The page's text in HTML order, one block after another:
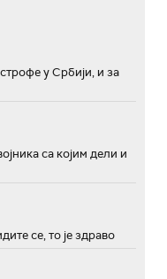
у Србији, и за
са којим дели и
се, то је здраво